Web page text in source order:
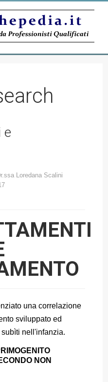
e
Loredana Scalini
una correlazione
sviluppato ed
nell'infanzia.
NON